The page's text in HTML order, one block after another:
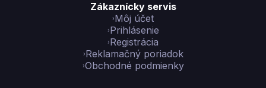
Zákaznícky servis
Môj účet
Prihlásenie
Registrácia
Reklamačný poriadok
Obchodné podmienky